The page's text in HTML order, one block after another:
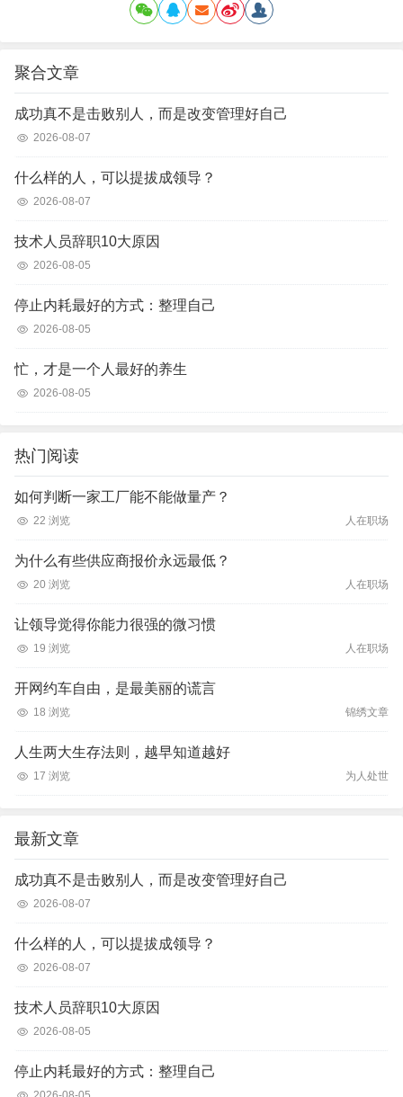
聚合文章
成功真不是击败别人，而是改变管理好自己
2026-08-07
什么样的人，可以提拔成领导？
2026-08-07
技术人员辞职10大原因
2026-08-05
停止内耗最好的方式：整理自己
2026-08-05
忙，才是一个人最好的养生
2026-08-05
热门阅读
如何判断一家工厂能不能做量产？
22 浏览 人在职场
为什么有些供应商报价永远最低？
20 浏览 人在职场
让领导觉得你能力很强的微习惯
19 浏览 人在职场
开网约车自由，是最美丽的谎言
18 浏览 锦绣文章
人生两大生存法则，越早知道越好
17 浏览 为人处世
最新文章
成功真不是击败别人，而是改变管理好自己
2026-08-07
什么样的人，可以提拔成领导？
2026-08-07
技术人员辞职10大原因
2026-08-05
停止内耗最好的方式：整理自己